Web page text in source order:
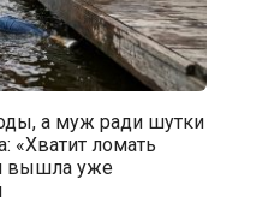
а муж ради шутки
«Хватит ломать
вышла уже